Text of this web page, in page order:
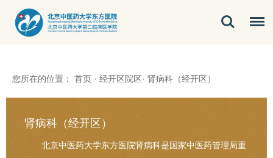
您所在的位置： 首页 · 经开区院区· 肾病科（经开区）
肾病科（经开区）
北京中医药大学东方医院肾病科是国家中医药管理局重